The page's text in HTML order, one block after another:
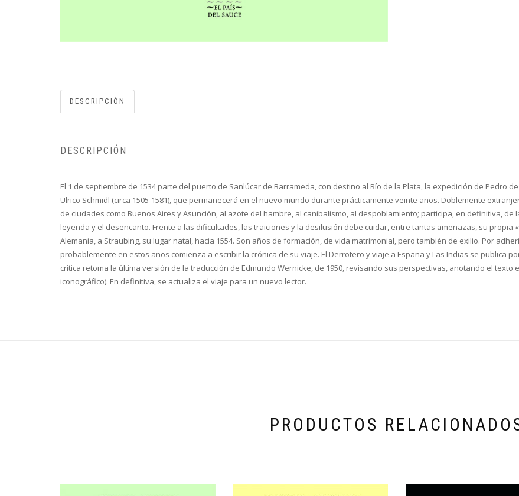
DESCRIPCIÓN
DESCRIPCIÓN
El 1 de septiembre de 1534 parte del puerto de Sanlúcar de Barrameda, con destino al Río de la Plata, la expedición de Pedro
Ulrico Schmidl (circa 1505-1581), que permanecerá en el nuevo mundo durante prácticamente veinte años. Doblemente
de ciudades como Buenos Aires y Asunción, al azote del hambre, al canibalismo, al despoblamiento; participa, en definitiva,
leyenda y el desencanto. Frente a las dificultades, las traiciones y la desilusión debe cuidar, entre tantas amenazas, su propia
Alemania, a Straubing, su lugar natal, hacia 1554. Son años de formación, de vida matrimonial, pero también de exilio. Por
probablemente en estos años comienza a escribir la crónica de su viaje. El Derrotero y viaje a España y Las Indias se publica
crítica retoma la última versión de la traducción de Edmundo Wernicke, de 1950, revisando sus perspectivas, anotando el
iconográfico). En definitiva, se actualiza el viaje para un nuevo lector.
PRODUCTOS